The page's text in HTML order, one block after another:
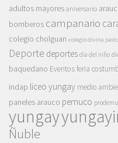
adultos mayores aniversario
bomberos campanario
colegio cholguan colegio divina
Deporte deportes dia del niño
baquedano Eventosferia
indap liceo yungay medio
paneles arauco pemuco prodemu
yungay
Ñuble